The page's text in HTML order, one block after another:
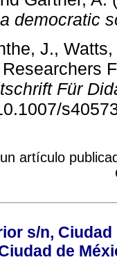
democratic
J.,
Für
artículo
s/n, Ciudad
de